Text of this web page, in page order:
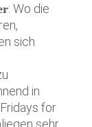
: Wo die
sich
in
for
sehr